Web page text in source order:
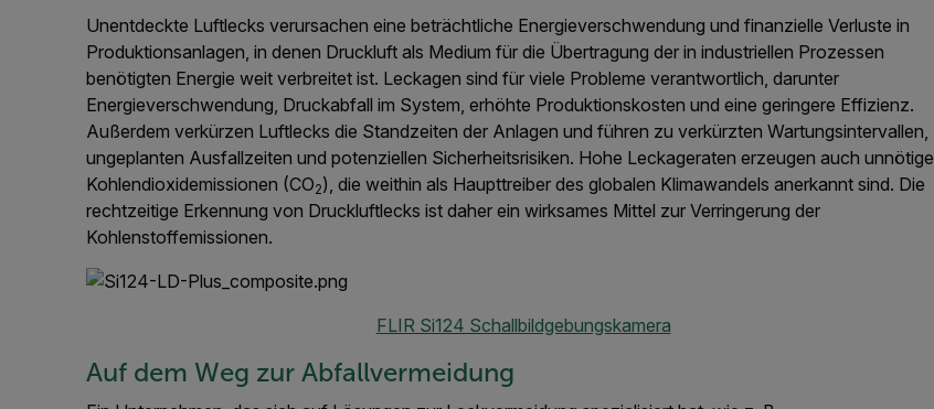
Unentdeckte Luftlecks verursachen eine beträchtliche Energieverschwendung und finanzielle Verluste in
Produktionsanlagen, in denen Druckluft als Medium für die Übertragung der in industriellen Prozessen
benötigten Energie weit verbreitet ist. Leckagen sind für viele Probleme verantwortlich, darunter
Energieverschwendung, Druckabfall im System, erhöhte Produktionskosten und eine geringere Effizienz.
Außerdem verkürzen Luftlecks die Standzeiten der Anlagen und führen zu verkürzten Wartungsintervallen,
ungeplanten Ausfallzeiten und potenziellen Sicherheitsrisiken. Hohe Leckageraten erzeugen auch unnötige
Kohlendioxidemissionen (CO2), die weithin als Haupttreiber des globalen Klimawandels anerkannt sind. Die
rechtzeitige Erkennung von Druckluftlecks ist daher ein wirksames Mittel zur Verringerung der
Kohlenstoffemissionen.
FLIR Si124 Schallbildgebungskamera
Auf dem Weg zur Abfallvermeidung